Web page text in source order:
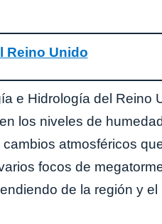
Reino Unido
e Hidrología del Reino
los niveles de
atmosféricos
focos de
de la región y el